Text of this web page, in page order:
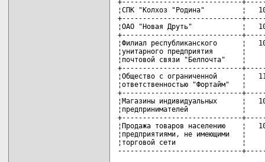
+-----------------------------
¦СПК "Колхоз "Родина"         ¦
+-----------------------------
¦ОАО "Новая Друть"            ¦
+-----------------------------
¦Филиал республиканского
¦унитарного предприятия
¦почтовой связи
+-----------------------------
¦Общество с ограниченной      ¦
¦ответственностью
+-----------------------------
¦Магазины индивидуальных
¦предпринимателей
+-----------------------------
¦Продажа товаров населению
¦предприятиями, не
¦торговой сети
------------------------------